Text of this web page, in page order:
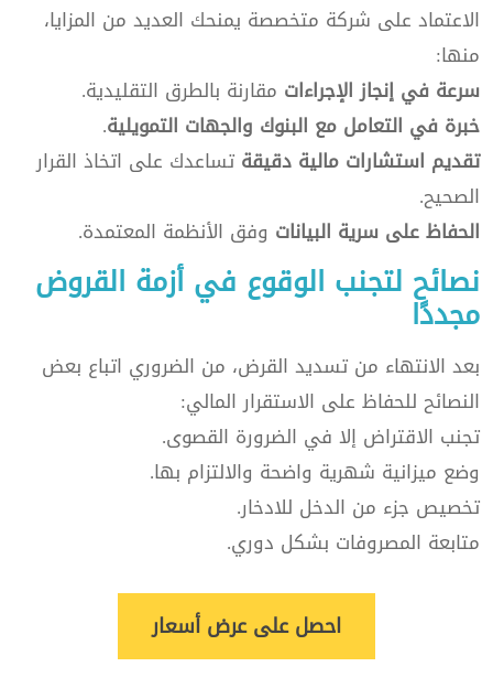
الاعتماد على شركة متخصصة يمنحك العديد من المزايا،
منها:
سرعة في إنجاز الإجراءات مقارنة بالطرق التقليدية.
خبرة في التعامل مع البنوك والجهات التمويلية.
تقديم استشارات مالية دقيقة تساعدك على اتخاذ القرار
الصحيح.
الحفاظ على سرية البيانات وفق الأنظمة المعتمدة.
نصائح لتجنب الوقوع في أزمة القروض
مجددًا
بعد الانتهاء من تسديد القرض، من الضروري اتباع بعض
النصائح للحفاظ على الاستقرار المالي:
تجنب الاقتراض إلا في الضرورة القصوى.
وضع ميزانية شهرية واضحة والالتزام بها.
تخصيص جزء من الدخل للادخار.
متابعة المصروفات بشكل دوري.
احصل على عرض أسعار